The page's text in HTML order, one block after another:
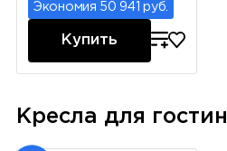
Экономия 50 941 руб.
Купить
Кресла для